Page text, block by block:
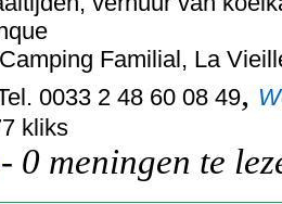
Camping Familial, La
0033 2 48 60 08 49,
kliks
- 0 meningen te